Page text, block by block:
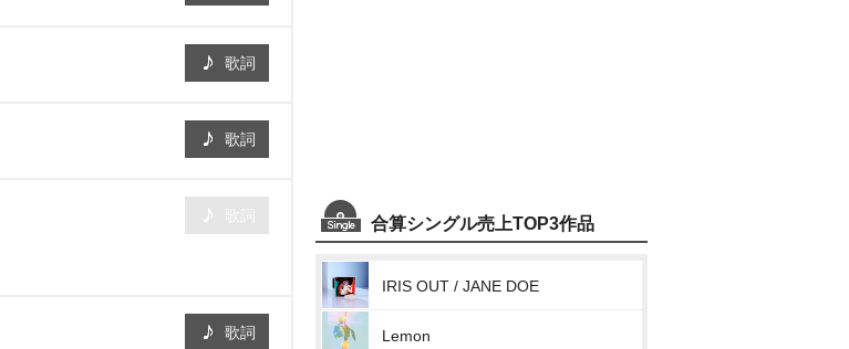
歌詞
歌詞
歌詞
合算シングル売上TOP3作品
IRIS OUT / JANE DOE
Lemon